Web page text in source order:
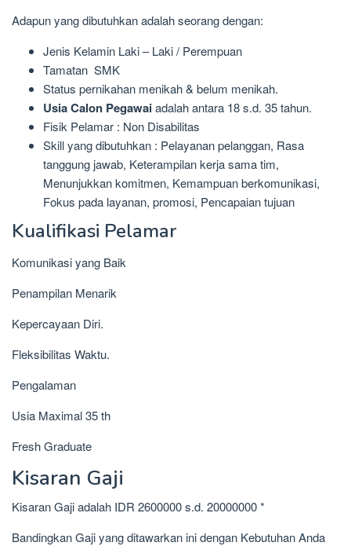
Adapun yang dibutuhkan adalah seorang dengan:
Jenis Kelamin Laki – Laki / Perempuan
Tamatan SMK
Status pernikahan menikah & belum menikah.
Usia Calon Pegawaiadalah antara 18 s.d. 35 tahun.
Fisik Pelamar : Non Disabilitas
Skill yang dibutuhkan : Pelayanan pelanggan, Rasa
tanggung jawab, Keterampilan kerja sama tim,
Menunjukkan komitmen, Kemampuan berkomunikasi,
Fokus pada layanan, promosi, Pencapaian tujuan
Kualifikasi Pelamar
Komunikasi yang Baik
Penampilan Menarik
Kepercayaan Diri.
Fleksibilitas Waktu.
Pengalaman
Usia Maximal 35 th
Fresh Graduate
Kisaran Gaji
Kisaran Gaji adalah IDR 2600000 s.d. 20000000 *
Bandingkan Gaji yang ditawarkan ini dengan Kebutuhan Anda